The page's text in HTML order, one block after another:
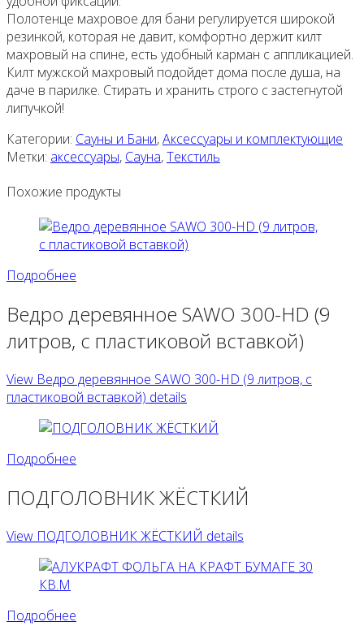
Полотенце махровое для бани регулируется широкой
резинкой, которая не давит, комфортно держит килт
махровый на спине, есть удобный карман с аппликацией.
Килт мужской махровый подойдет дома после душа, на
даче в парилке. Стирать и хранить строго с застегнутой
липучкой!
Категории: Сауны и Бани,Аксессуары и комплектующие
Метки: аксессуары, Сауна,Текстиль
Похожие продукты
Подробнее
Ведро деревянное SAWO 300-HD (9
литров, с пластиковой вставкой)
View Ведро деревянное SAWO 300-HD (9 литров, с
пластиковой вставкой) details
Подробнее
ПОДГОЛОВНИК ЖЁСТКИЙ
View ПОДГОЛОВНИК ЖЁСТКИЙ details
Подробнее